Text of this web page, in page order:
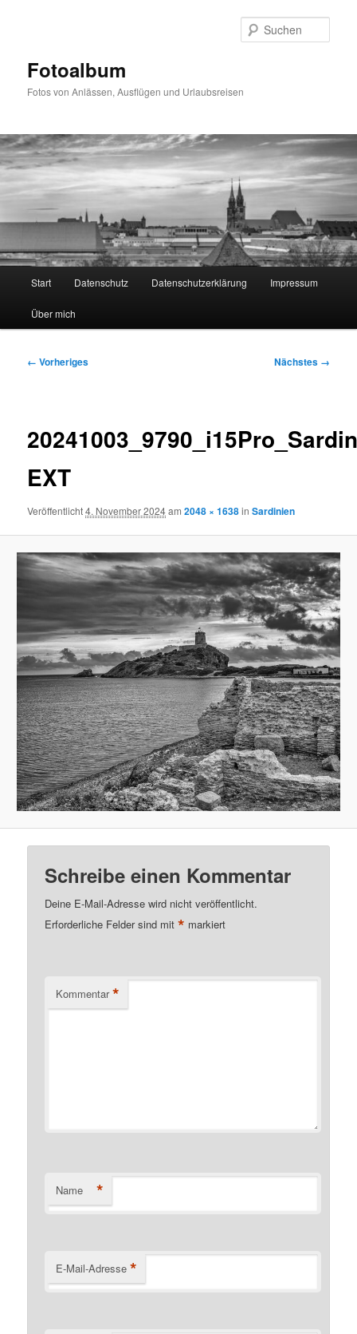
Fotoalbum
Fotos von Anlässen, Ausflügen und Urlaubsreisen
Start Datenschutz Datenschutzerklärung Impressum
Über mich
Bilder-
← Vorheriges Nächstes →
EXT
Veröffentlicht4. November 2024am2048 × 1638inSardinien
Schreibe einen Kommentar
Deine E-Mail-Adresse wird nicht veröffentlicht.
Erforderliche Felder sind mit* markiert
Kommentar *
Name *
E-Mail-Adresse *